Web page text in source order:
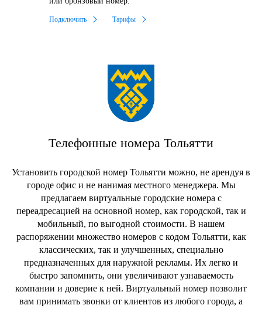
Подключить Тарифы
Телефонные номера Тольятти
Установить городской номер Тольятти можно, не арендуя в
городе офис и не нанимая местного менеджера. Мы
предлагаем виртуальные городские номера с
переадресацией на основной номер, как городской, так и
мобильный, по выгодной стоимости. В нашем
распоряжении множество номеров с кодом Тольятти, как
классических, так и улучшенных, специально
предназначенных для наружной рекламы. Их легко и
быстро запомнить, они увеличивают узнаваемость
компании и доверие к ней. Виртуальный номер позволит
вам принимать звонки от клиентов из любого города, а